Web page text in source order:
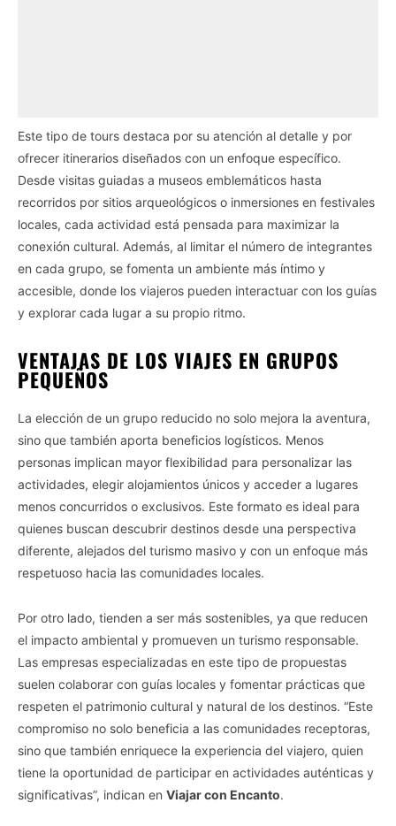
Este tipo de tours destaca por su atención al detalle y por
ofrecer itinerarios diseñados con un enfoque específico.
Desde visitas guiadas a museos emblemáticos hasta
recorridos por sitios arqueológicos o inmersiones en festivales
locales, cada actividad está pensada para maximizar la
conexión cultural. Además, al limitar el número de integrantes
en cada grupo, se fomenta un ambiente más íntimo y
accesible, donde los viajeros pueden interactuar con los guías
y explorar cada lugar a su propio ritmo.
VENTAJAS DE LOS VIAJES EN GRUPOS
PEQUEÑOS
La elección de un grupo reducido no solo mejora la aventura,
sino que también aporta beneficios logísticos. Menos
personas implican mayor flexibilidad para personalizar las
actividades, elegir alojamientos únicos y acceder a lugares
menos concurridos o exclusivos. Este formato es ideal para
quienes buscan descubrir destinos desde una perspectiva
diferente, alejados del turismo masivo y con un enfoque más
respetuoso hacia las comunidades locales.
Por otro lado, tienden a ser más sostenibles, ya que reducen
el impacto ambiental y promueven un turismo responsable.
Las empresas especializadas en este tipo de propuestas
suelen colaborar con guías locales y fomentar prácticas que
respeten el patrimonio cultural y natural de los destinos. “Este
compromiso no solo beneficia a las comunidades receptoras,
sino que también enriquece la experiencia del viajero, quien
tiene la oportunidad de participar en actividades auténticas y
significativas”, indican en Viajar con Encanto.